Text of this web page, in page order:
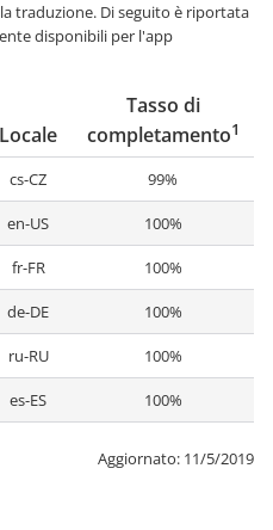
traduzione. Di seguito è riportata
disponibili per l'app
Locale
Tasso di
completamento1
cs-CZ 99%
en-US 100%
fr-FR 100%
de-DE 100%
ru-RU 100%
es-ES 100%
Aggiornato: 11/5/2019